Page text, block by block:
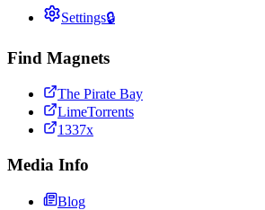
Settings🔒
Find Magnets
The Pirate Bay
LimeTorrents
1337x
Media Info
Blog